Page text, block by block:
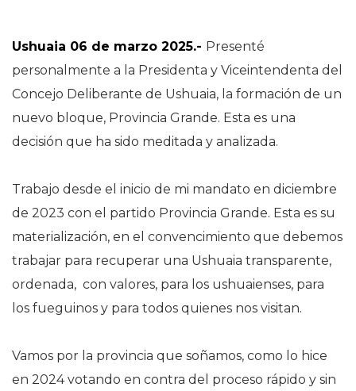
Ushuaia 06 de marzo 2025.- Presenté
personalmente a la Presidenta y Viceintendenta del
Concejo Deliberante de Ushuaia, la formación de un
nuevo bloque, Provincia Grande. Esta es una
decisión que ha sido meditada y analizada.
Trabajo desde el inicio de mi mandato en diciembre
de 2023 con el partido Provincia Grande. Esta es su
materialización, en el convencimiento que debemos
trabajar para recuperar una Ushuaia transparente,
ordenada, con valores, para los ushuaienses, para
los fueguinos y para todos quienes nos visitan.
Vamos por la provincia que soñamos, como lo hice
en 2024 votando en contra del proceso rápido y sin